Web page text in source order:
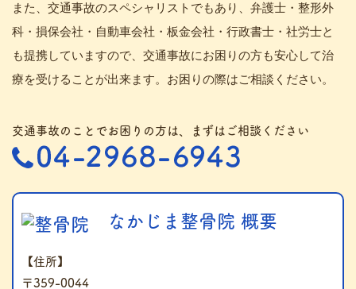
また、交通事故のスペシャリストでもあり、弁護士・整形外
科・損保会社・自動車会社・板金会社・行政書士・社労士と
も提携していますので、交通事故にお困りの方も安心して治
療を受けることが出来ます。お困りの際はご相談ください。
交通事故のことでお困りの方は、まずはご相談ください
なかじま整骨院 概要
【住所】
〒359-0044